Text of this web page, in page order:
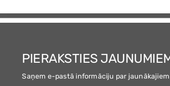
PIERAKSTIES
Saņem e-pastā informāciju par